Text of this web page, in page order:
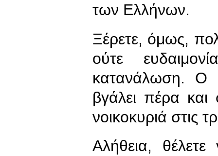
των Ελλήνων.
Ξέρετε, όμως,
ούτε
κατανάλωση. Ο
βγάλει πέρα και
νοικοκυριά στις
Αλήθεια,